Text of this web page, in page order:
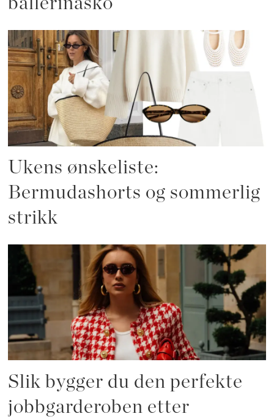
Ukens ønskeliste:
Bermudashorts og sommerlig
strikk
Slik bygger du den perfekte
jobbgarderoben etter